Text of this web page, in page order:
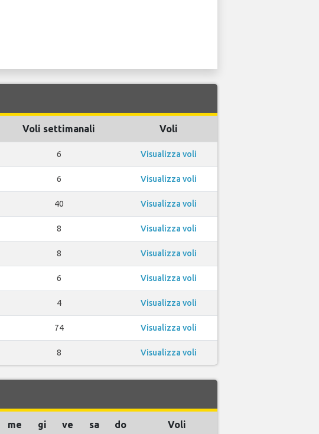
Voli settimanali Voli
6 Visualizza voli
6 Visualizza voli
40 Visualizza voli
8 Visualizza voli
8 Visualizza voli
6 Visualizza voli
4 Visualizza voli
74 Visualizza voli
8 Visualizza voli
me gi ve sa do Voli